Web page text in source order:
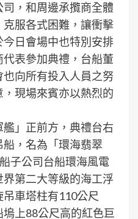
，和周邊承攬商全體
服各式困難，讓衝擊
日會場中也特別安排
表參加典禮，台船董
向所有投入人員之努
現場來賓亦以熱烈的
」正前方，典禮台右
，名為「環海翡翠
子公司台船環海風電
第二大等級的海工浮
車塔柱有110公尺
上88公尺高的紅色巨